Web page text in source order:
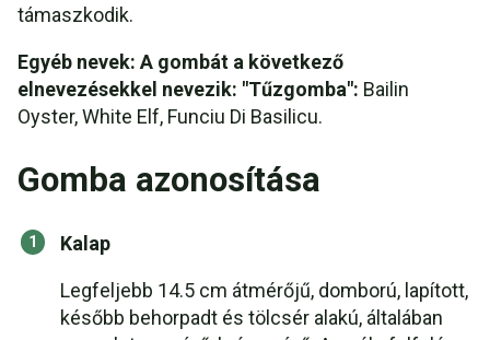
támaszkodik.
Egyéb nevek: A gombát a következő
elnevezésekkel nevezik: "Tűzgomba": Bailin
Oyster, White Elf, Funciu Di Basilicu.
Gomba azonosítása
Kalap
Legfeljebb 14.5 cm átmérőjű, domború, lapított,
később behorpadt és tölcsér alakú, általában